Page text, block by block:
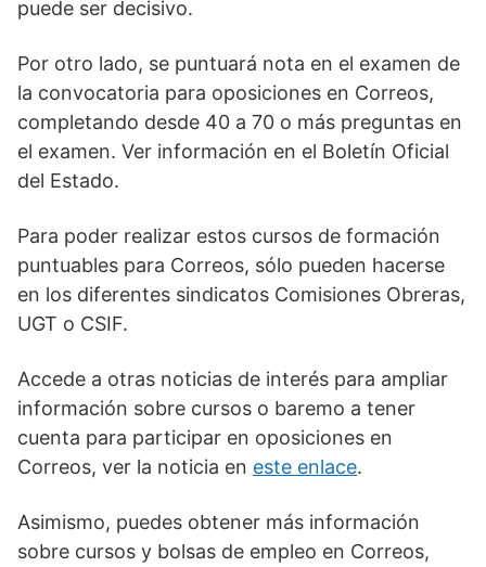
puede ser decisivo.
Por otro lado, se puntuará nota en el examen de
la convocatoria para oposiciones en Correos,
completando desde 40 a 70 o más preguntas en
el examen. Ver información en el Boletín Oficial
del Estado.
Para poder realizar estos cursos de formación
puntuables para Correos, sólo pueden hacerse
en los diferentes sindicatos Comisiones Obreras,
UGT o CSIF.
Accede a otras noticias de interés para ampliar
información sobre cursos o baremo a tener
cuenta para participar en oposiciones en
Correos, ver la noticia en este enlace.
Asimismo, puedes obtener más información
sobre cursos y bolsas de empleo en Correos,